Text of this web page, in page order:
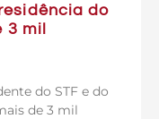
do
3 mil
do STF e do
de 3 mil